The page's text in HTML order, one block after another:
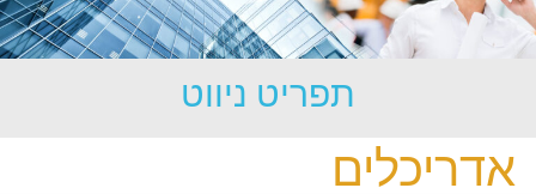
תפריט ניווט
אדריכלים